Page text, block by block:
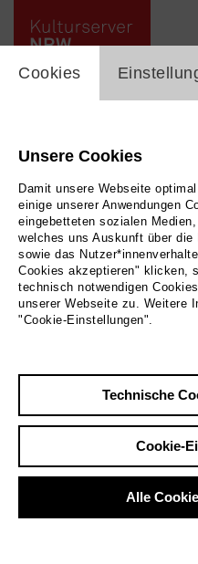
"Aufzeichnungen aus einem
Zurück|Übersicht
Schauspiel
51.
cookie_layer
Cookies
Unsere Cookies
Damit unsere Webseite
einige unserer Anwendungen
eingebetteten sozialen
welches uns Auskunft über die
sowie das
Cookies akzeptieren" klicken,
technisch notwendigen
unserer Webseite zu. Weitere
"Cookie-Einstellungen".
Technische
Cookie-
Alle